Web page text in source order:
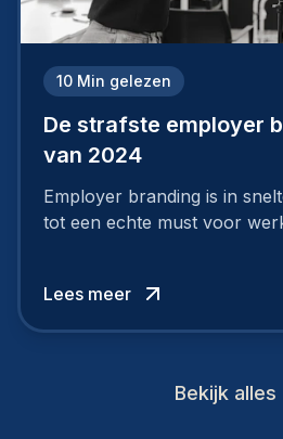
10 Min gelezen
De strafste employer
van 2024
Employer branding is in
tot een echte must voor
Lees meer
Bekijk alles